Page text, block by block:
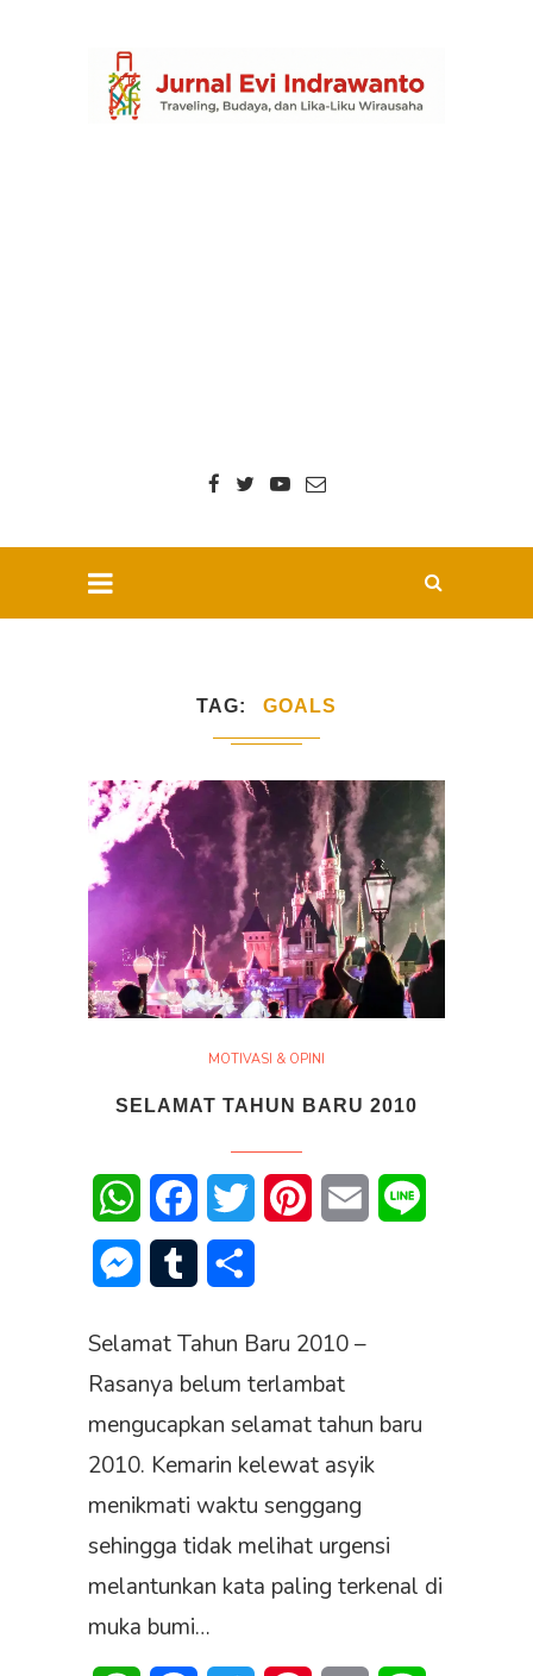
TAG GOALS
MOTIVASI & OPINI
SELAMAT TAHUN BARU 2010
WhatsAppFacebookTwitter PinterestEmail
Messenger
Tumblr
Selamat Tahun Baru 2010 –
Rasanya belum terlambat
mengucapkan selamat tahun baru
2010. Kemarin kelewat asyik
menikmati waktu senggang
sehingga tidak melihat urgensi
melantunkan kata paling terkenal di
muka bumi…